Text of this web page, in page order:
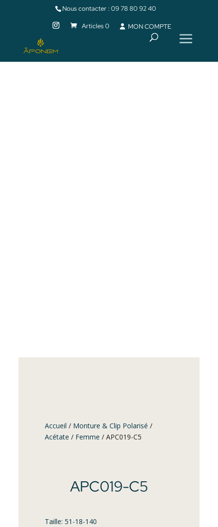
Nous contacter :09 78 80 92 40
Articles 0 MON COMPTE
Accueil / Monture & Clip Polarisé /
Acétate / Femme / APC019-C5
APC019-C5
Taille: 51-18-140